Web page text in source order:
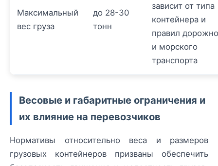
Максимальный
вес груза
до 28-30
тонн
зависит от типа
контейнера и
правил
и морского
транспорта
Весовые и габаритные ограничения и
их влияние на перевозчиков
Нормативы относительно веса и размеров
грузовых контейнеров призваны обеспечить